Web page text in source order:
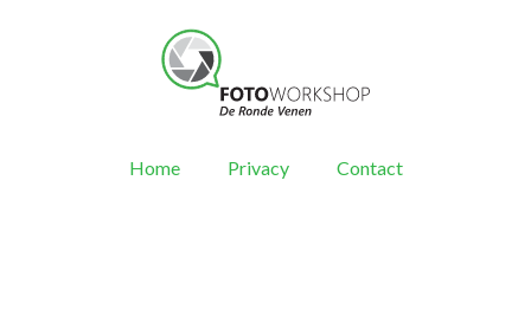
Home Privacy Contact